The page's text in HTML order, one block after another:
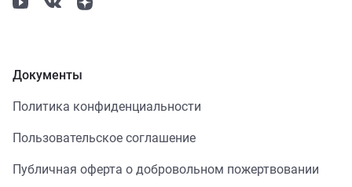
Документы
Политика конфиденциальности
Пользовательское соглашение
Публичная оферта о добровольном пожертвовании